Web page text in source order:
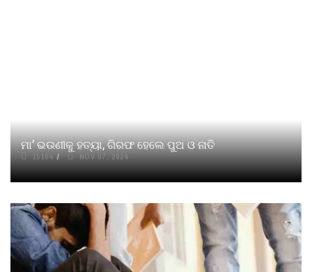
ମା’ ଭଉଣୀକୁ ହତ୍ୟା, ଗିରଫ ହେଲେ ପୁଅ ଓ ନାତି
15164 NOV 07, 2024